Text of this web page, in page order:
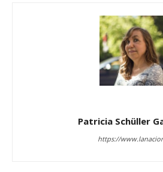
Patricia Schüller
https://